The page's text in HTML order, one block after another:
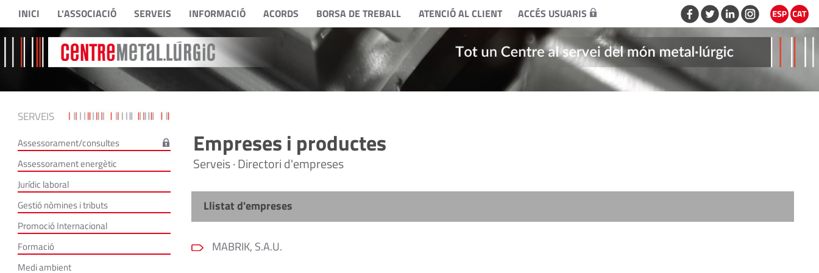
INICI L'ASSOCIACIÓ SERVEIS INFORMACIÓ ACORDS BORSA DE TREBALL ATENCIÓ AL CLIENT ACCÉS USUARIS
SERVEIS
Assessorament/consultes
Assessorament energètic
Jurídic laboral
Gestió nòmines i tributs
Promoció Internacional
Formació
Medi ambient
Empreses i productes
Serveis · Directori d'empreses
Llistat d'empreses
MABRIK, S.A.U.